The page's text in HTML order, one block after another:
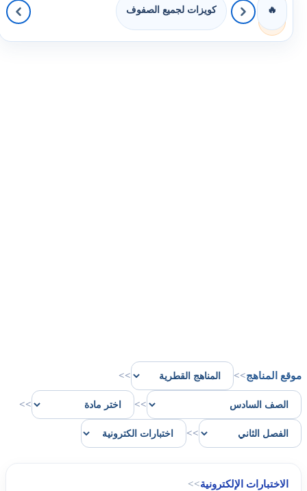
🔥 كويزات لجميع الصفوف
موقع المناهج>>
>>
>>
>>
>>
الاختبارات الإلكترونية>>